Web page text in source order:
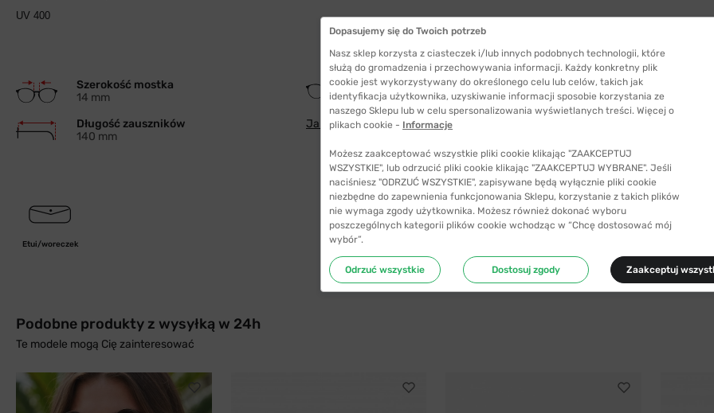
UV 400
Szerokość mostka
14 mm
Szerokość szkła
60 mm
Długość zauszników
140 mm
Jak wybrać odpowiedni rozmiar
Etui/woreczek
Podobne produkty z wysyłką w 24h
Te modele mogą Cię zainteresować
Dopasujemy się do Twoich potrzeb
Nasz sklep korzysta z ciasteczek i/lub innych podobnych technologii, które
służą do gromadzenia i przechowywania informacji. Każdy konkretny plik
cookie jest wykorzystywany do określonego celu lub celów, takich jak
identyfikacja użytkownika, uzyskiwanie informacji sposobie korzystania ze
naszego Sklepu lub w celu spersonalizowania wyświetlanych treści. Więcej o
plikach cookie - Informacje
Możesz zaakceptować wszystkie pliki cookie klikając "ZAAKCEPTUJ
WSZYSTKIE", lub odrzucić pliki cookie klikając "ZAAKCEPTUJ WYBRANE". Jeśli
naciśniesz "ODRZUĆ WSZYSTKIE", zapisywane będą wyłącznie pliki cookie
niezbędne do zapewnienia funkcjonowania Sklepu, korzystanie z takich plików
nie wymaga zgody użytkownika. Możesz również dokonać wyboru
poszczególnych kategorii plików cookie wchodząc w “Chcę dostosować mój
wybór”.
Odrzuć wszystkie Dostosuj zgody Zaakceptuj